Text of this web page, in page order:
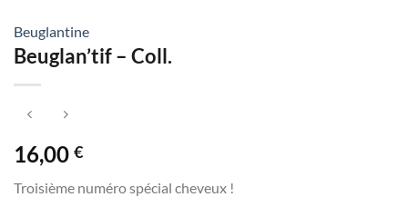
Beuglantine
Beuglan’tif – Coll.
16,00 €
Troisième numéro spécial cheveux !